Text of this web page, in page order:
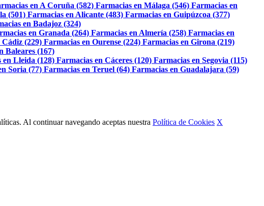
en A Coruña (582) Farmacias en Málaga (546) Farmacias en
(501) Farmacias en Alicante (483) Farmacias en Guipúzcoa (377)
en Badajoz (324)
en Granada (264) Farmacias en Almería (258) Farmacias en
(229) Farmacias en Ourense (224) Farmacias en Girona (219)
Baleares (167)
en Lleida (128) Farmacias en Cáceres (120) Farmacias en Segovia (115)
Soria (77) Farmacias en Teruel (64) Farmacias en Guadalajara (59)
Al continuar navegando aceptas nuestra Política de Cookies X